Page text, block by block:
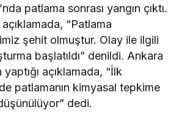
patlama sonrası yangın çıktı.
açıklamada, “Patlama
şehit olmuştur. Olay ile ilgili
başlatıldı” denildi. Ankara
açıklamada, “İlk
patlamanın kimyasal tepkime
dedi.